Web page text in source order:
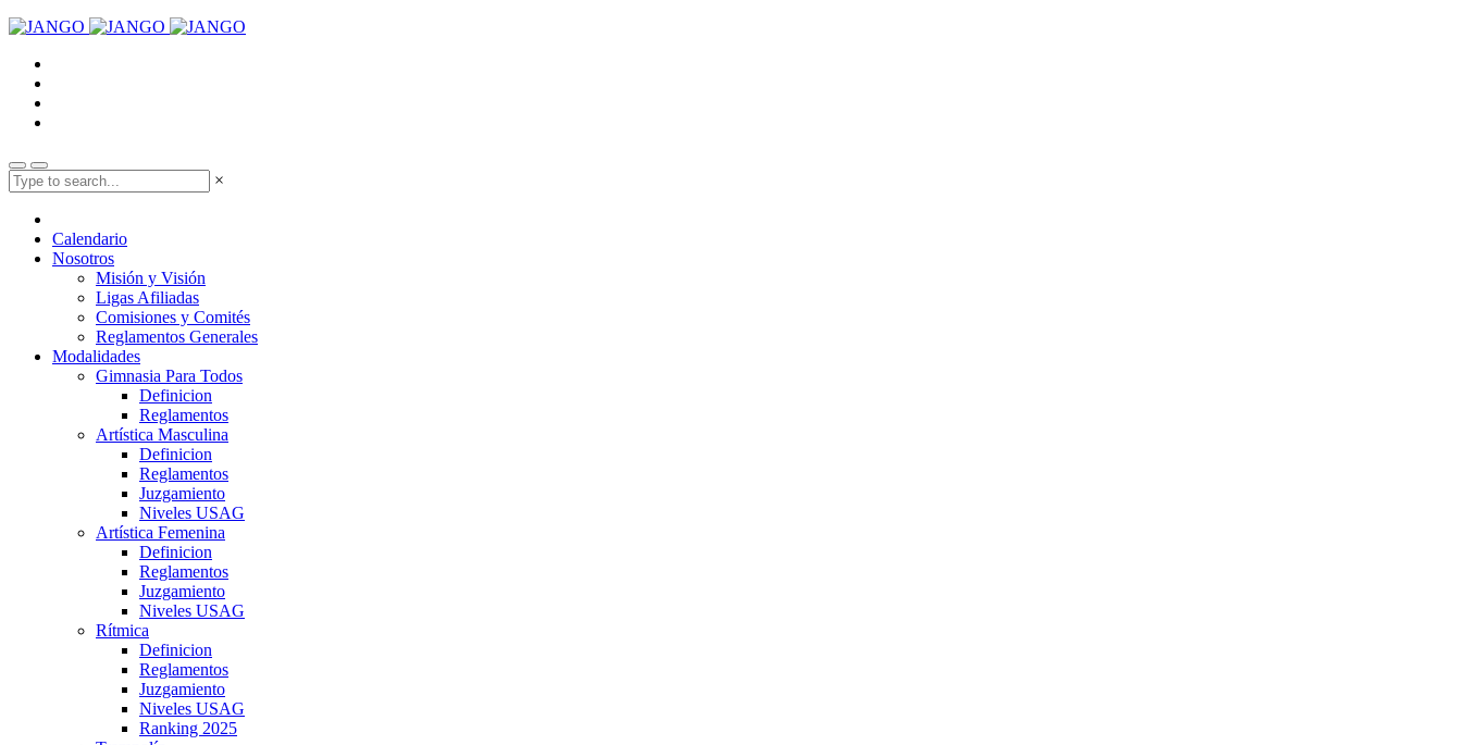
×
Calendario
Nosotros
Misión y Visión
Ligas Afiliadas
Comisiones y Comités
Reglamentos Generales
Modalidades
Gimnasia Para Todos
Definicion
Reglamentos
Artística Masculina
Definicion
Reglamentos
Juzgamiento
Niveles USAG
Artística Femenina
Definicion
Reglamentos
Juzgamiento
Niveles USAG
Rítmica
Definicion
Reglamentos
Juzgamiento
Niveles USAG
Ranking 2025